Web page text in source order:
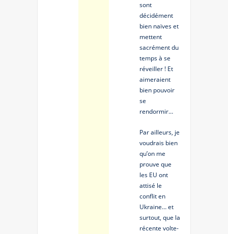
sont
décidément
bien naïves et
mettent
sacrément du
temps à se
réveiller ! Et
aimeraient
bien pouvoir
se
rendormir…
Par ailleurs, je
voudrais bien
qu’on me
prouve que
les EU ont
attisé le
conflit en
Ukraine… et
surtout, que la
récente volte-